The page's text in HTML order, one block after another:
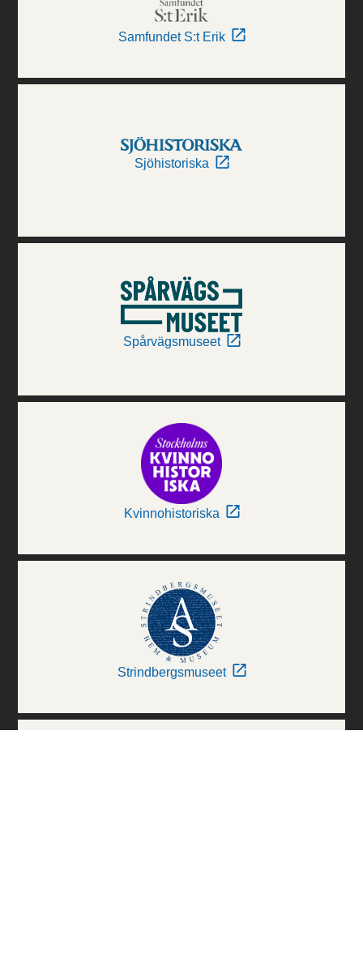
Samfundet S:t Erik
Sjöhistoriska
Spårvägsmuseet
Kvinnohistoriska
Strindbergsmuseet